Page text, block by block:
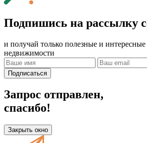
Подпишись на рассылку
и получай только полезные и
недвижимости
Подписаться
Запрос отправлен,
спасибо!
Закрыть окно